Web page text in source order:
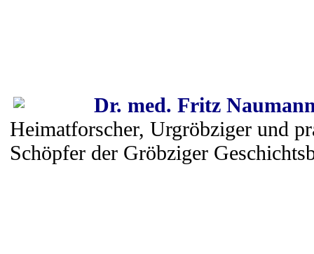
Dr. med. Fritz
Heimatforscher, Urgröbziger und
Schöpfer der Gröbziger